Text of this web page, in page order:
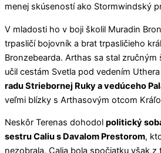
menej skúseností ako Stormwindský
V mladosti ho v boji školil Muradin
trpasličí bojovník a brat trpasličieho
Bronzebearda. Arthas sa stal zručným
učil cestám Svetla pod vedením
radu Striebornej Ruky a vedúceho
veľmi blízky s Arthasovým otcom
Neskôr Terenas dohodol politický
sestru Caliu s Davalom Prestorom,
nezobrala. Calia bola spočiatku však